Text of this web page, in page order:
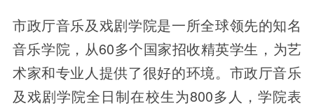
市政厅音乐及戏剧学院是一所全球领先的知名
音乐学院，从60多个国家招收精英学生，为艺
术家和专业人提供了很好的环境。市政厅音乐
及戏剧学院全日制在校生为800多人，学院表